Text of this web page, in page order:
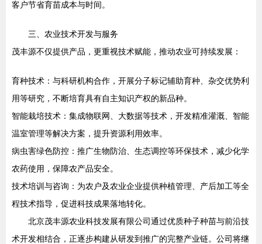
客户节省育苗成本与时间。
三、农业技术开发与服务
茂丰源不仅提供产品，更重视技术赋能，推动农业可持续发展：
育种技术：与科研机构合作，开展分子标记辅助育种、杂交优势利
用等研究，不断培育具有自主知识产权的新品种。
智能栽培技术：集成物联网、大数据等技术，开发精准灌溉、智能
温室管理等解决方案，提升资源利用效率。
病虫害绿色防控：推广生物防治、生态调控等环保技术，减少化学
农药使用，保障农产品安全。
技术培训与咨询：为农户及农业企业提供种植管理、产后加工等全
程技术指导，促进科技成果落地转化。
北京茂丰源农业科技发展有限公司通过优质种子种苗与前沿技
术开发相结合，正逐步构建从研发到推广的完整产业链。公司将继